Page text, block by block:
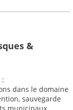
&
:
dans le domaine
sauvegarde